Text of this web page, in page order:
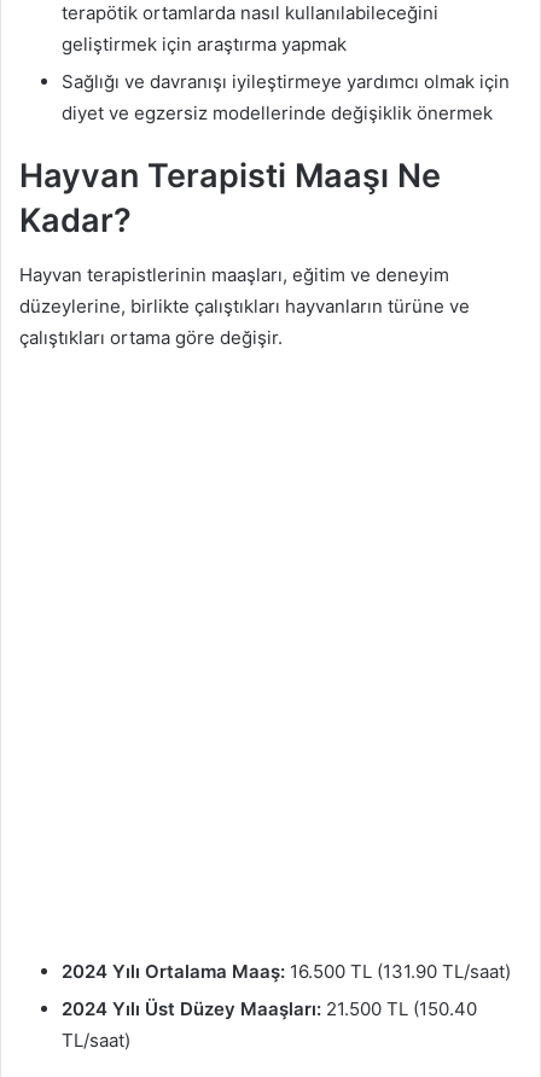
terapötik ortamlarda nasıl kullanılabileceğini
geliştirmek için araştırma yapmak
Sağlığı ve davranışı iyileştirmeye yardımcı olmak için
diyet ve egzersiz modellerinde değişiklik önermek
Hayvan Terapisti Maaşı Ne
Kadar?
Hayvan terapistlerinin maaşları, eğitim ve deneyim
düzeylerine, birlikte çalıştıkları hayvanların türüne ve
çalıştıkları ortama göre değişir.
2024 Yılı Ortalama Maaş: 16.500 TL (131.90 TL/saat)
2024 Yılı Üst Düzey Maaşları: 21.500 TL (150.40
TL/saat)